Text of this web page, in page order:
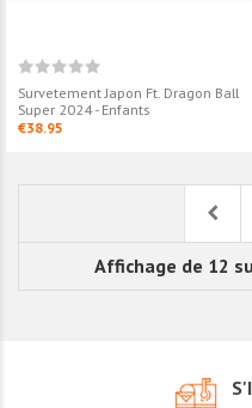
Survetement Japon Ft. Dragon Ball
Super 2024 - Enfants
€38.95
Affichage de 12